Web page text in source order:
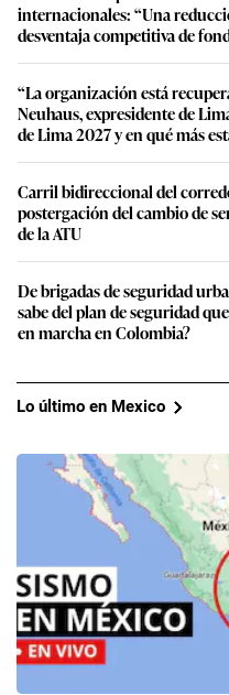
internacionales: “Una
desventaja competitiva de
“La organización está
Neuhaus, expresidente de
de Lima 2027 y en qué más
Carril bidireccional del
postergación del cambio de
de la ATU
De brigadas de seguridad
sabe del plan de seguridad
en marcha en Colombia?
Lo último en Mexico